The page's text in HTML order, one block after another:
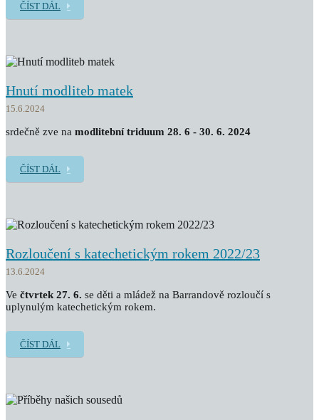
ČÍST DÁL
Hnutí modliteb matek
15.6.2024
srdečně zve na modlitební triduum 28. 6 - 30. 6. 2024
ČÍST DÁL
Rozloučení s katechetickým rokem 2022/23
13.6.2024
Ve čtvrtek 27. 6. se děti a mládež na Barrandově rozloučí s
uplynulým katechetickým rokem.
ČÍST DÁL